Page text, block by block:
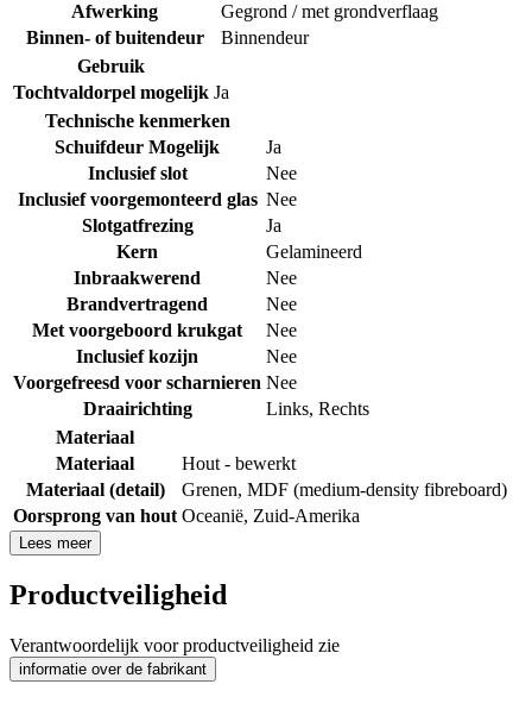
Afwerking
Gegrond / met grondverflaag
Binnen- of buitendeur
Binnendeur
Gebruik
Tochtvaldorpel mogelijk Ja
Technische kenmerken
Schuifdeur Mogelijk
Ja
Inclusief slot
Nee
Inclusief voorgemonteerd glas Nee
Slotgatfrezing
Ja
Kern
Gelamineerd
Inbraakwerend
Nee
Brandvertragend
Nee
Met voorgeboord krukgat
Nee
Inclusief kozijn
Nee
Voorgefreesd voor scharnieren Nee
Draairichting
Links, Rechts
Materiaal
Materiaal
Hout - bewerkt
Materiaal (detail)
Grenen, MDF (medium-density fibreboard)
Oorsprong van hout Oceanië, Zuid-Amerika
Lees meer
Productveiligheid
Verantwoordelijk voor productveiligheid zie
informatie over de fabrikant